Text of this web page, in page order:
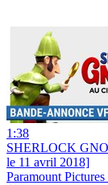
1:38
SHERLOCK
le 11 avril 2018]
Paramount Pictures